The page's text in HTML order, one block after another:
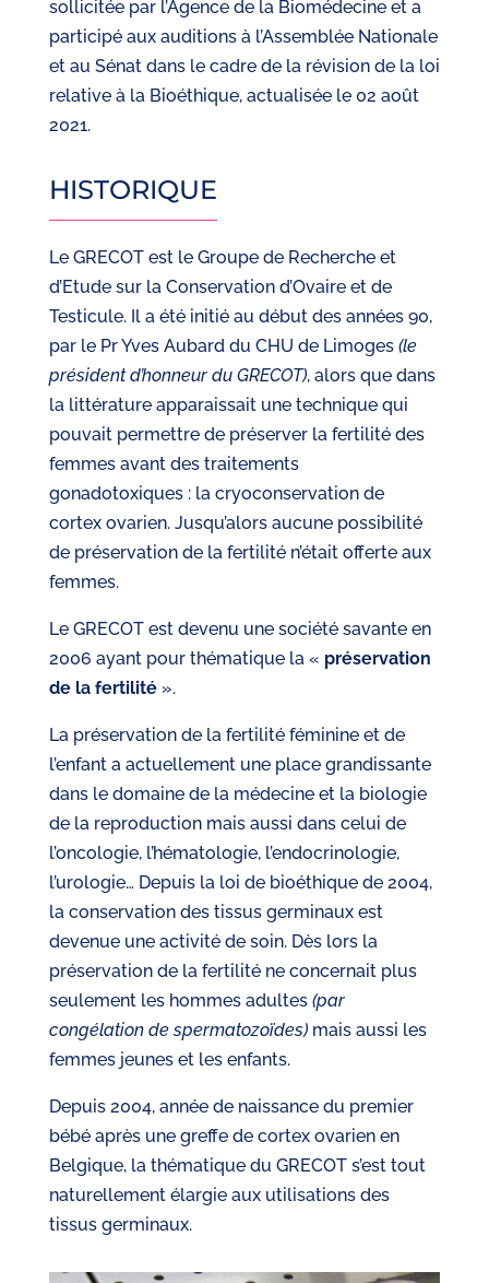
sollicitée par l’Agence de la Biomédecine et a
participé aux auditions à l’Assemblée Nationale
et au Sénat dans le cadre de la révision de la loi
relative à la Bioéthique, actualisée le 02 août
2021.
HISTORIQUE
Le GRECOT est le Groupe de Recherche et
d’Etude sur la Conservation d’Ovaire et de
Testicule. Il a été initié au début des années 90,
par le Pr Yves Aubard du CHU de Limoges (le
président d’honneur du GRECOT), alors que dans
la littérature apparaissait une technique qui
pouvait permettre de préserver la fertilité des
femmes avant des traitements
gonadotoxiques : la cryoconservation de
cortex ovarien. Jusqu’alors aucune possibilité
de préservation de la fertilité n’était offerte aux
femmes.
Le GRECOT est devenu une société savante en
2006 ayant pour thématique la « préservation
de la fertilité».
La préservation de la fertilité féminine et de
l’enfant a actuellement une place grandissante
dans le domaine de la médecine et la biologie
de la reproduction mais aussi dans celui de
l’oncologie, l’hématologie, l’endocrinologie,
l’urologie… Depuis la loi de bioéthique de 2004,
la conservation des tissus germinaux est
devenue une activité de soin. Dès lors la
préservation de la fertilité ne concernait plus
seulement les hommes adultes (par
congélation de spermatozoïdes)mais aussi les
femmes jeunes et les enfants.
Depuis 2004, année de naissance du premier
bébé après une greffe de cortex ovarien en
Belgique, la thématique du GRECOT s’est tout
naturellement élargie aux utilisations des
tissus germinaux.